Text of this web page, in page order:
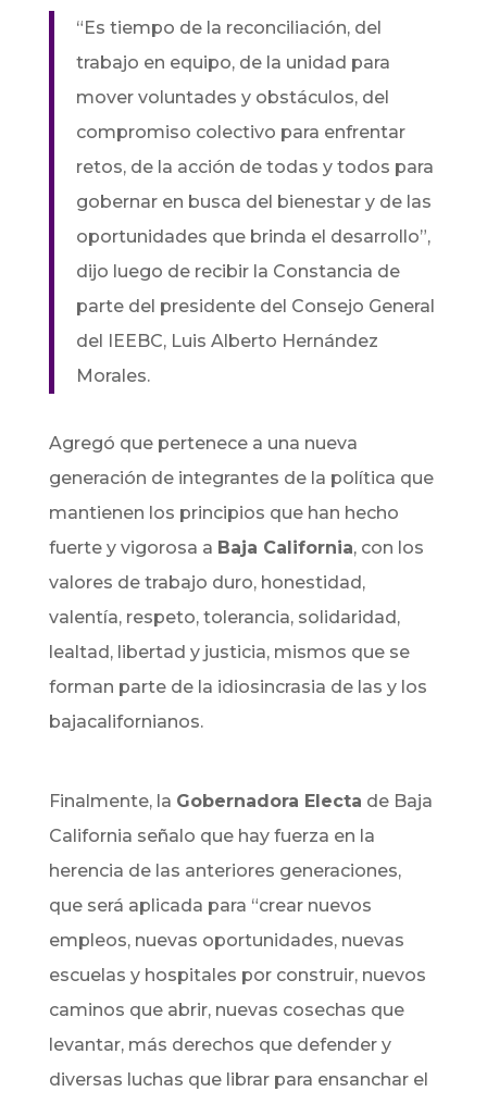
“Es tiempo de la reconciliación, del
trabajo en equipo, de la unidad para
mover voluntades y obstáculos, del
compromiso colectivo para enfrentar
retos, de la acción de todas y todos para
gobernar en busca del bienestar y de las
oportunidades que brinda el desarrollo”,
dijo luego de recibir la Constancia de
parte del presidente del Consejo General
del IEEBC, Luis Alberto Hernández
Morales.
Agregó que pertenece a una nueva
generación de integrantes de la política que
mantienen los principios que han hecho
fuerte y vigorosa a Baja California, con los
valores de trabajo duro, honestidad,
valentía, respeto, tolerancia, solidaridad,
lealtad, libertad y justicia, mismos que se
forman parte de la idiosincrasia de las y los
bajacalifornianos.
Finalmente, la Gobernadora Electa de Baja
California señalo que hay fuerza en la
herencia de las anteriores generaciones,
que será aplicada para “crear nuevos
empleos, nuevas oportunidades, nuevas
escuelas y hospitales por construir, nuevos
caminos que abrir, nuevas cosechas que
levantar, más derechos que defender y
diversas luchas que librar para ensanchar el